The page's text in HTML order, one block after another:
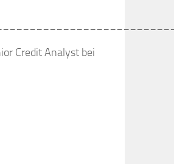
Credit Analyst bei